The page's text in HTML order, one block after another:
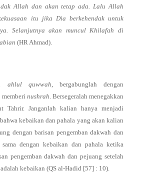
Allah dan akan tetap ada. Lalu Allah
itu jika Dia berkehendak untuk
Selanjutnya akan muncul Khilafah di
(HR Ahmad).
ahlul quwwah , bergabunglah dengan
memberi nushrah . Bersegeralah menegakkan
Tahrir. Janganlah kalian hanya menjadi
kebaikan dan pahala yang akan kalian
dengan barisan pengemban dakwah dan
dengan kebaikan dan pahala ketika
pengemban dakwah dan pejuang setelah
kebaikan (QS al-Hadid [57] : 10).